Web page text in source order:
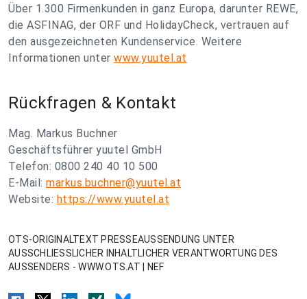
Über 1.300 Firmenkunden in ganz Europa, darunter REWE,
die ASFINAG, der ORF und HolidayCheck, vertrauen auf
den ausgezeichneten Kundenservice. Weitere
Informationen unter www.yuutel.at
Rückfragen & Kontakt
Mag. Markus Buchner
Geschäftsführer yuutel GmbH
Telefon: 0800 240 40 10 500
E-Mail: markus.buchner@yuutel.at
Website: https://www.yuutel.at
OTS-ORIGINALTEXT PRESSEAUSSENDUNG UNTER
AUSSCHLIESSLICHER INHALTLICHER VERANTWORTUNG DES
AUSSENDERS - WWW.OTS.AT | NEF